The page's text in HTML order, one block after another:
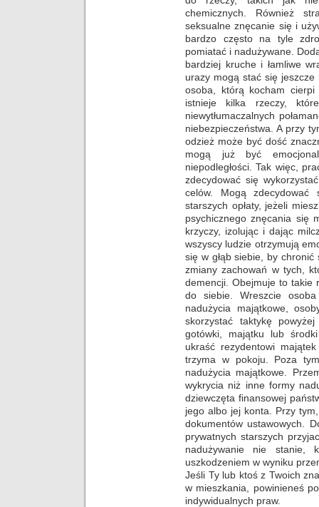
chemicznych. Również
seksualne znęcanie się i
bardzo często na tyle
pomiatać i nadużywane.
bardziej kruche i łamliwe
urazy mogą stać się
osoba, którą kocham
istnieje kilka rzeczy,
niewytłumaczalnych
niebezpieczeństwa. A przy
odzież może być dość
mogą już być
niepodległości. Tak więc,
zdecydować się
celów. Mogą
starszych opłaty, jeżeli
psychicznego znęcania się
krzyczy, izolując i dając
wszyscy ludzie otrzymują
się w głąb siebie, by chronić
zmiany zachowań w tych,
demencji. Obejmuje to takie
do siebie. Wreszcie
nadużycia majątkowe,
skorzystać taktykę
gotówki, majątku lub
ukraść rezydentowi
trzyma w pokoju. Poza
nadużycia majątkowe.
wykrycia niż inne formy
dziewczęta finansowej
jego albo jej konta. Przy
dokumentów ustawowych.
prywatnych starszych
nadużywanie nie stanie,
uszkodzeniem w wyniku
Jeśli Ty lub ktoś z Twoich
w mieszkania, powinieneś
indywidualnych praw.